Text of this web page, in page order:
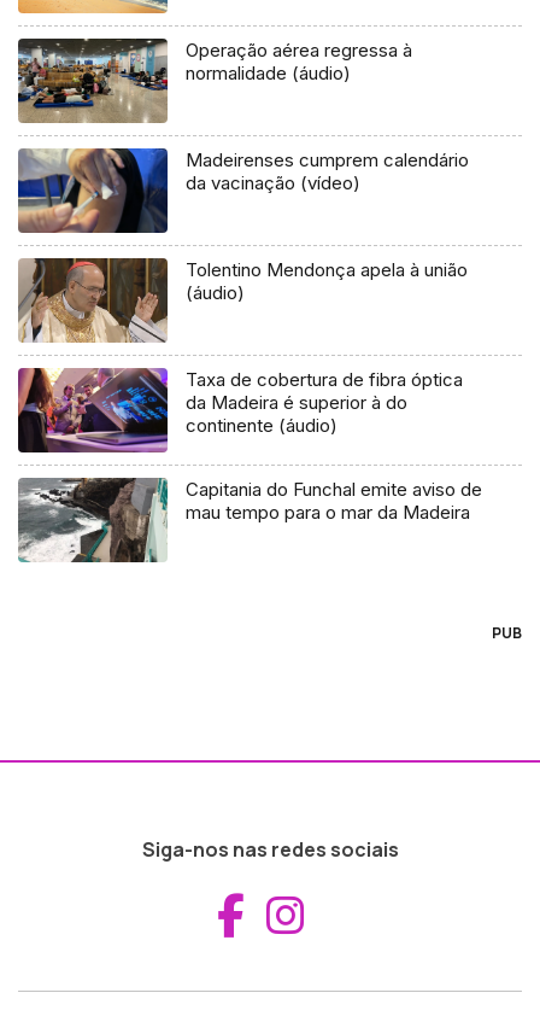
Operação aérea regressa à
normalidade (áudio)
Madeirenses cumprem calendário
da vacinação (vídeo)
Tolentino Mendonça apela à união
(áudio)
Taxa de cobertura de fibra óptica
da Madeira é superior à do
continente (áudio)
Capitania do Funchal emite aviso de
mau tempo para o mar da Madeira
PUB
Siga-nos nas redes sociais
Aceder ao